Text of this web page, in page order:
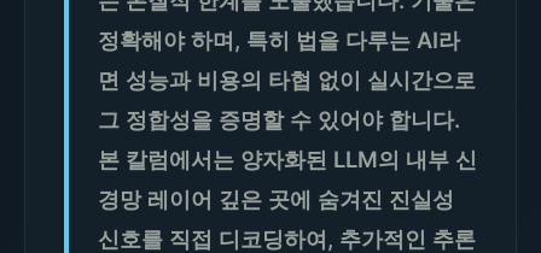
정확해야 하며, 특히 법을 다루는 AI라
면 성능과 비용의 타협 없이 실시간으로
그 정합성을 증명할 수 있어야 합니다.
본 칼럼에서는 양자화된 LLM의 내부 신
경망 레이어 깊은 곳에 숨겨진 진실성
신호를 직접 디코딩하여, 추가적인 추론